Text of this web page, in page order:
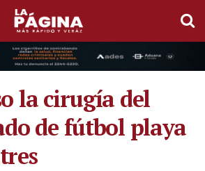
la cirugía del
de fútbol playa